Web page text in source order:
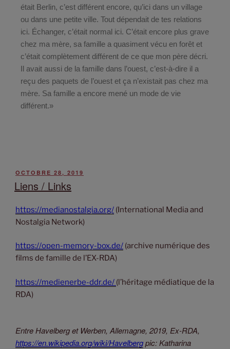
était Berlin, c’est différent encore, qu’ici dans un village
ou dans une petite ville. Tout dépendait de tes relations
ici. Échanger, c’était normal ici. C’était encore plus grave
chez ma mère, sa famille a quasiment vécu en forêt et
c’était complètement différent de ce que mon père décri.
Il avait aussi de la famille dans l’ouest, c’est-à-dire il a
reçu des paquets de l’ouest et ça n’existait pas chez ma
mère. Sa famille a encore mené un mode de vie
différent.»
OCTOBRE 28, 2019
Liens / Links
https://medianostalgia.org/ (International Media and
Nostalgia Network)
https://open-memory-box.de/ (archive numérique des
films de famille de l’EX-RDA)
https://medienerbe-ddr.de/ (l’héritage médiatique de la
RDA)
Entre Havelberg et Werben, Allemagne, 2019, Ex-RDA,
https://en.wikipedia.org/wiki/Havelbergpic: Katharina